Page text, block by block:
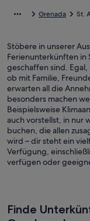
Grenada St.
Stöbere in unserer
Ferienunterkünften in
geschaffen sind.
ob mit Familie,
erwarten all die
besonders machen
Beispielsweise
auch vorstellst, in nur
buchen, die allen
wird – dir steht ein
Verfügung,
verfügen oder
Finde